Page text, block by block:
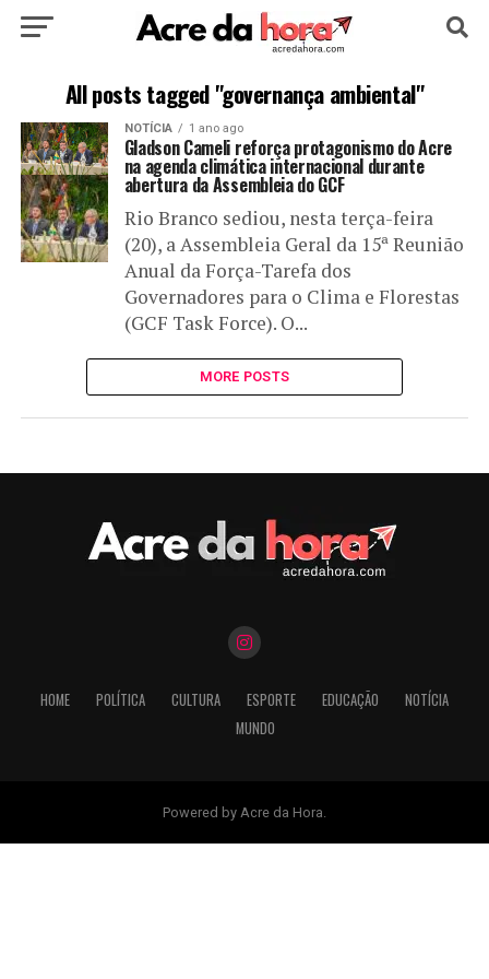
POLÍTICA ESPORTE
EDUCAÇÃO NOTÍCIA MUNDO
All posts tagged "governança ambiental"
NOTÍCIA 1 ano ago
Gladson Cameli reforça protagonismo do Acre
na agenda climática internacional durante
abertura da Assembleia do GCF
Rio Branco sediou, nesta terça-feira
(20), a Assembleia Geral da 15ª Reunião
Anual da Força-Tarefa dos
Governadores para o Clima e Florestas
(GCF Task Force). O...
MORE POSTS
HOME POLÍTICA CULTURA ESPORTE EDUCAÇÃO
NOTÍCIA
MUNDO
Powered by Acre da Hora.